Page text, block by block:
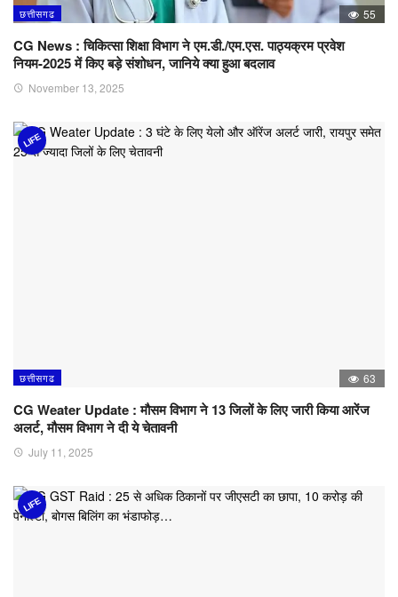
छत्तीसगढ 55
CG News : चिकित्सा शिक्षा विभाग ने एम.डी./एम.एस. पाठ्यक्रम प्रवेश
नियम-2025 में किए बड़े संशोधन, जानिये क्या हुआ बदलाव
November 13, 2025
LIFE
छत्तीसगढ 63
CG Weater Update : मौसम विभाग ने 13 जिलों के लिए जारी किया आरेंज
अलर्ट, मौसम विभाग ने दी ये चेतावनी
July 11, 2025
LIFE